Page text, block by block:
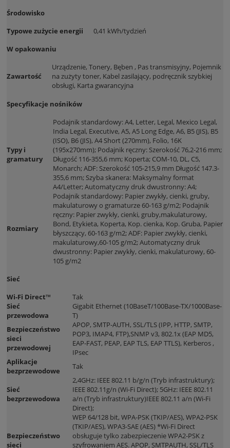
Środowisko
Typowe zużycie energii
0,41 kWh/tydzień
W opakowaniu
Zawartość
Urządzenie, Tonery, Bęben , Pas transmisyjny, Pojemnik
na zużyty toner, Kabel zasilający, podręcznik szybkiej
obsługi, Karta gwarancyjna
Specyfikacje nośników
Typy i
gramatury
Podajnik standardowy: A4, Letter, Legal, Mexico Legal,
India Legal, Executive, A5, A5 Long Edge, A6, B5 (JIS), B5
(ISO), B6 (JIS), A4 Short (270mm), Folio, 16K
(195x270mm); Podajnik ręczny: Szerokość 76,2-216 mm;
Długość 116-355,6 mm; Koperta; COM-10, DL, C5,
Monarch; ADF: Szerokość 105-215,9 mm Długość 147.3-
355,6 mm; Szyba skanera: Maksymalny format
A4/Letter; Automatyczny druk dwustronny: A4;
Rozmiary
Podajnik standardowy: Papier zwykły, cienki, gruby,
makulaturowy o gramaturze 60-163 g/m2; Podajnik
ręczny: Papier zwykły, cienki, gruby,makulaturowy,
Bond, Etykieta, Koperta, Kop. cienka, Kop. Gruba, Papier
błyszczący, 60-163 g/m2; ADF: Papier zwykły, cienki,
makulaturowy,60-105 g/m2; Automatyczny druk
dwustronny: Papier zwykły, cienki, makulaturowy, 60-
105 g/m2
Sieć
Wi-Fi Direct™
Tak
Sieć
przewodowa
Gigabit Ethernet (10BaseT/100Base-TX/1000Base-
T)
Bezpieczeństwo
sieci
przewodowej
APOP, SMTP-AUTH, SSL/TLS (IPP, HTTP, SMTP,
POP3, IMAP4, FTP),SNMP v3, 802.1x (EAP MD5,
EAP-FAST, PEAP, EAP TLS, EAP TTLS), Kerberos ,
IPsec
Aplikacje
bezprzewodowe
Tak
Sieć
bezprzewodowa
2,4GHz: IEEE 802.11 b/g/n (Tryb infrastruktury);
IEEE 802.11g/n (Wi-Fi Direct); 5GHz: IEEE 802.11
a/n (Tryb infrastruktury)IEEE 802.11 a/n (Wi-Fi
Direct);
Bezpieczeństwo
sieci
WEP 64/128 bit, WPA-PSK (TKIP/AES), WPA2-PSK
(TKIP/AES), WPA3-SAE (AES) *Wi-Fi Direct
obsługuje tylko zabezpieczenie WPA2-PSK z
szyfrowaniem AES. APOP, SMTPAUTH, SSL/TLS